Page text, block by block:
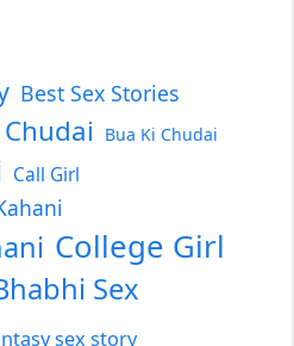
Best Sex Stories
Bua Ki Chudai
Call Girl
College Girl
Sex
sex story